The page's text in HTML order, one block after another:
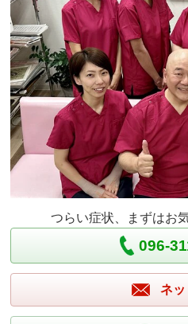
つらい症状、まずはお
096-
ネ